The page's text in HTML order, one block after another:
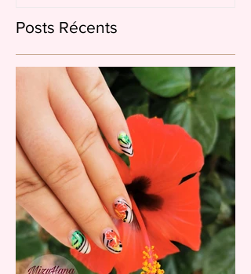
Posts Récents